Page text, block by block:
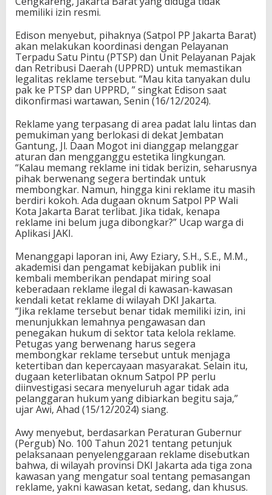
memiliki izin resmi.
Edison menyebut, pihaknya (Satpol PP Jakarta Barat)
akan melakukan koordinasi dengan Pelayanan
Terpadu Satu Pintu (PTSP) dan Unit Pelayanan Pajak
dan Retribusi Daerah (UPPRD) untuk memastikan
legalitas reklame tersebut. “Mau kita tanyakan dulu
pak ke PTSP dan UPPRD, ” singkat Edison saat
dikonfirmasi wartawan, Senin (16/12/2024).
Reklame yang terpasang di area padat lalu lintas dan
pemukiman yang berlokasi di dekat Jembatan
Gantung, Jl. Daan Mogot ini dianggap melanggar
aturan dan mengganggu estetika lingkungan.
“Kalau memang reklame ini tidak berizin, seharusnya
pihak berwenang segera bertindak untuk
membongkar. Namun, hingga kini reklame itu masih
berdiri kokoh. Ada dugaan oknum Satpol PP Wali
Kota Jakarta Barat terlibat. Jika tidak, kenapa
reklame ini belum juga dibongkar?” Ucap warga di
Aplikasi JAKI.
Menanggapi laporan ini, Awy Eziary, S.H., S.E., M.M.,
akademisi dan pengamat kebijakan publik ini
kembali memberikan pendapat miring soal
keberadaan reklame ilegal di kawasan-kawasan
kendali ketat reklame di wilayah DKI Jakarta.
“Jika reklame tersebut benar tidak memiliki izin, ini
menunjukkan lemahnya pengawasan dan
penegakan hukum di sektor tata kelola reklame.
Petugas yang berwenang harus segera
membongkar reklame tersebut untuk menjaga
ketertiban dan kepercayaan masyarakat. Selain itu,
dugaan keterlibatan oknum Satpol PP perlu
diinvestigasi secara menyeluruh agar tidak ada
pelanggaran hukum yang dibiarkan begitu saja,”
ujar Awi, Ahad (15/12/2024) siang.
Awy menyebut, berdasarkan Peraturan Gubernur
(Pergub) No. 100 Tahun 2021 tentang petunjuk
pelaksanaan penyelenggaraan reklame disebutkan
bahwa, di wilayah provinsi DKI Jakarta ada tiga zona
kawasan yang mengatur soal tentang pemasangan
reklame, yakni kawasan ketat, sedang, dan khusus.